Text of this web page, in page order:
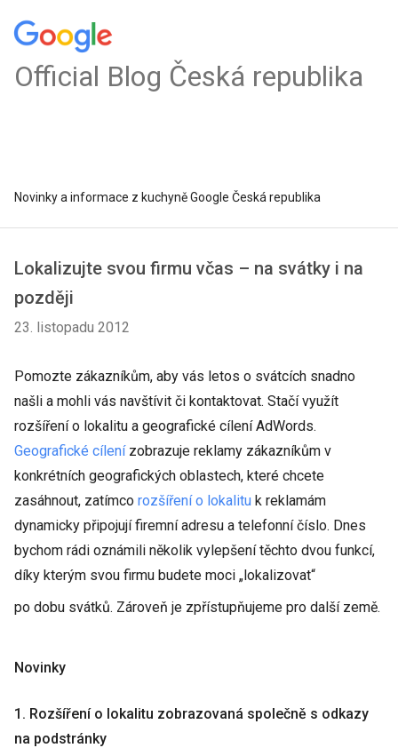
Official Blog Česká republika
Novinky a informace z kuchyně Google Česká republika
Lokalizujte svou firmu včas – na svátky i na
později
23. listopadu 2012
Pomozte zákazníkům, aby vás letos o svátcích snadno
našli a mohli vás navštívit či kontaktovat. Stačí využít
rozšíření o lokalitu a geografické cílení AdWords.
Geografické cílenízobrazuje reklamy zákazníkům v
konkrétních geografických oblastech, které chcete
zasáhnout, zatímco rozšíření o lokalitu k reklamám
dynamicky připojují firemní adresu a telefonní číslo. Dnes
bychom rádi oznámili několik vylepšení těchto dvou funkcí,
díky kterým svou firmu budete moci „lokalizovat“
po dobu svátků. Zároveň je zpřístupňujeme pro další země.
Novinky
1. Rozšíření o lokalitu zobrazovaná společně s odkazy
na podstránky